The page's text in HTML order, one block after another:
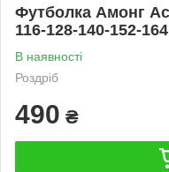
Футболка Амонг
116-128-140-152-
В наявності
Роздріб
490 ₴